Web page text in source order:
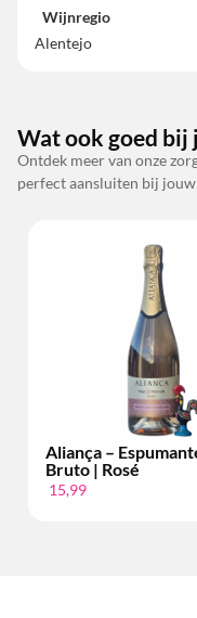
Wijnregio
Alentejo
Wat ook goed bij
Ontdek meer van onze
perfect aansluiten bij
| Baga